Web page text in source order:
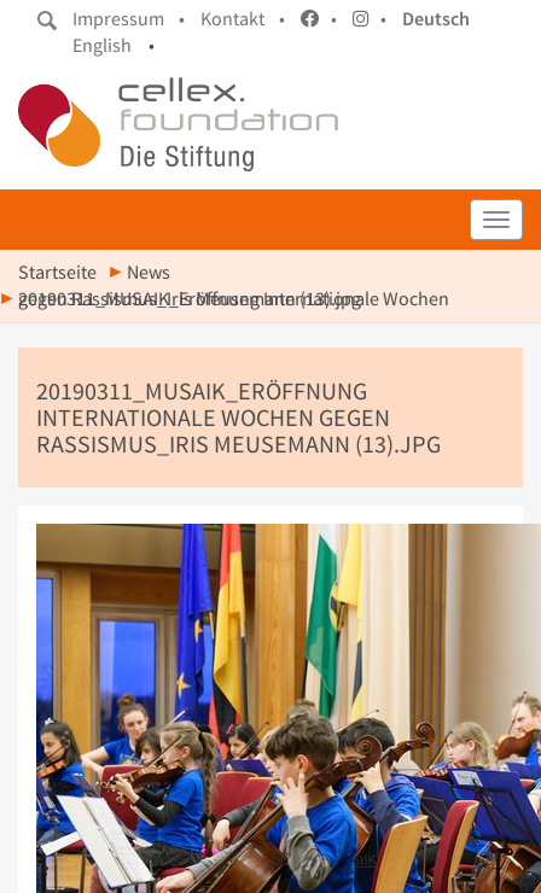
Impressum • Kontakt • • •
Deutsch
English
•
Startseite
News
20190311_MUSAIK_Eröffnung Internationale Wochen gegen Rassismus_Iris Meusemann (13).jpg
20190311_MUSAIK_ERÖFFNUNG
INTERNATIONALE WOCHEN GEGEN
RASSISMUS_IRIS MEUSEMANN (13).JPG